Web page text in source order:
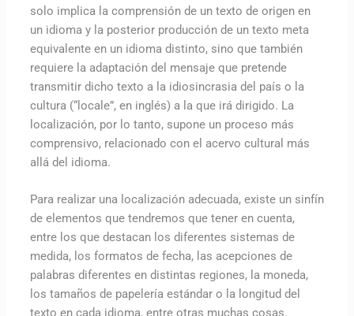
solo implica la comprensión de un texto de origen en
un idioma y la posterior producción de un texto meta
equivalente en un idioma distinto, sino que también
requiere la adaptación del mensaje que pretende
transmitir dicho texto a la idiosincrasia del país o la
cultura (“locale”, en inglés) a la que irá dirigido. La
localización, por lo tanto, supone un proceso más
comprensivo, relacionado con el acervo cultural más
allá del idioma.
Para realizar una localización adecuada, existe un sinfín
de elementos que tendremos que tener en cuenta,
entre los que destacan los diferentes sistemas de
medida, los formatos de fecha, las acepciones de
palabras diferentes en distintas regiones, la moneda,
los tamaños de papelería estándar o la longitud del
texto en cada idioma, entre otras muchas cosas.